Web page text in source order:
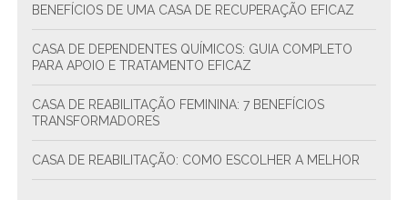
BENEFÍCIOS DE UMA CASA DE RECUPERAÇÃO EFICAZ
CASA DE DEPENDENTES QUÍMICOS: GUIA COMPLETO
PARA APOIO E TRATAMENTO EFICAZ
CASA DE REABILITAÇÃO FEMININA: 7 BENEFÍCIOS
TRANSFORMADORES
CASA DE REABILITAÇÃO: COMO ESCOLHER A MELHOR